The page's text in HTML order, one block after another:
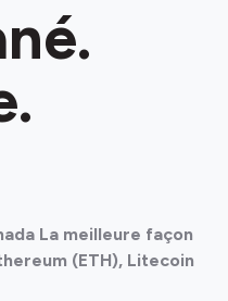
La meilleure façon
(ETH), Litecoin